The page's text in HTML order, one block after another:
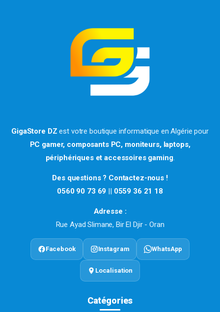
GigaStore DZ est votre boutique informatique en Algérie pour
PC gamer, composants PC, moniteurs, laptops,
périphériques et accessoires gaming.
Des questions ? Contactez-nous !
0560 90 73 69 || 0559 36 21 18
Adresse :
Rue Ayad Slimane, Bir El Djir - Oran
Facebook Instagram WhatsApp
Localisation
Catégories